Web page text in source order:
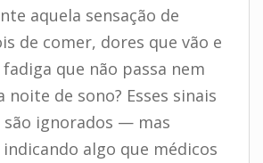
aquela sensação de
de comer, dores que vão e
que não passa nem
noite de sono? Esses sinais
são ignorados — mas
algo que médicos